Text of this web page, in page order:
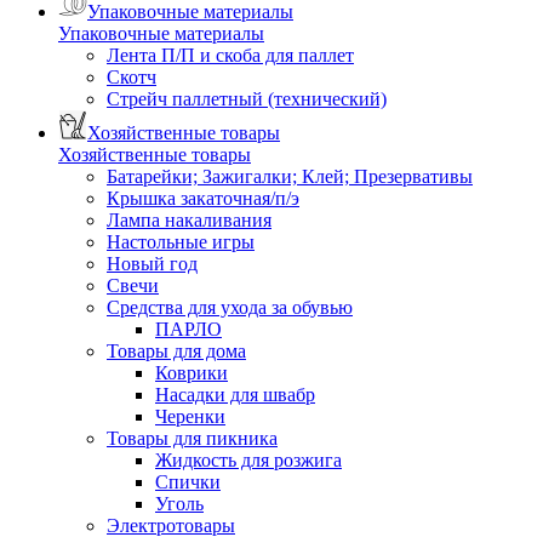
Упаковочные материалы
Упаковочные материалы
Лента П/П и скоба для паллет
Скотч
Стрейч паллетный (технический)
Хозяйственные товары
Хозяйственные товары
Батарейки; Зажигалки; Клей; Презервативы
Крышка закаточная/п/э
Лампа накаливания
Настольные игры
Новый год
Свечи
Средства для ухода за обувью
ПАРЛО
Товары для дома
Коврики
Насадки для швабр
Черенки
Товары для пикника
Жидкость для розжига
Спички
Уголь
Электротовары